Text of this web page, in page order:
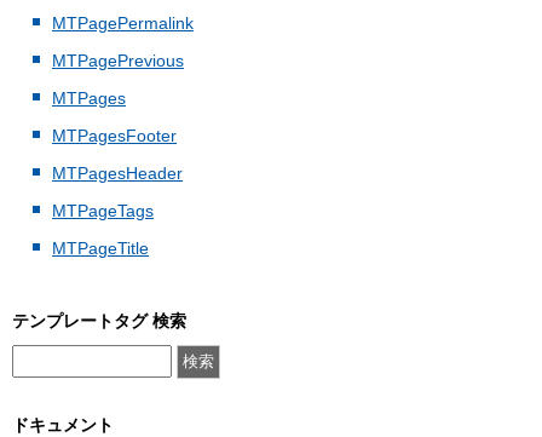
MTPagePermalink
MTPagePrevious
MTPages
MTPagesFooter
MTPagesHeader
MTPageTags
MTPageTitle
テンプレートタグ 検索
ドキュメント